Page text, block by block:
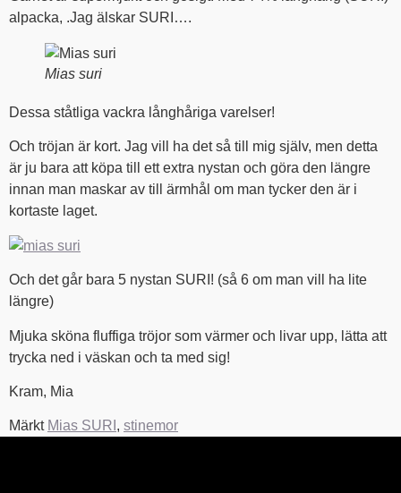
alpacka, .Jag älskar SURI….
Mias suri
Dessa ståtliga vackra långhåriga varelser!
Och tröjan är kort. Jag vill ha det så till mig själv, men detta
är ju bara att köpa till ett extra nystan och göra den längre
innan man maskar av till ärmhål om man tycker den är i
kortaste laget.
Och det går bara 5 nystan SURI! (så 6 om man vill ha lite
längre)
Mjuka sköna fluffiga tröjor som värmer och livar upp, lätta att
trycka ned i väskan och ta med sig!
Kram, Mia
Märkt Mias SURI , stinemor